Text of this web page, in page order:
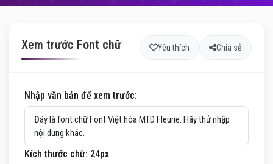
Xem trước Font chữ Yêu thích Chia sẻ
Nhập văn bản để xem trước:
Kích thước chữ: 24px